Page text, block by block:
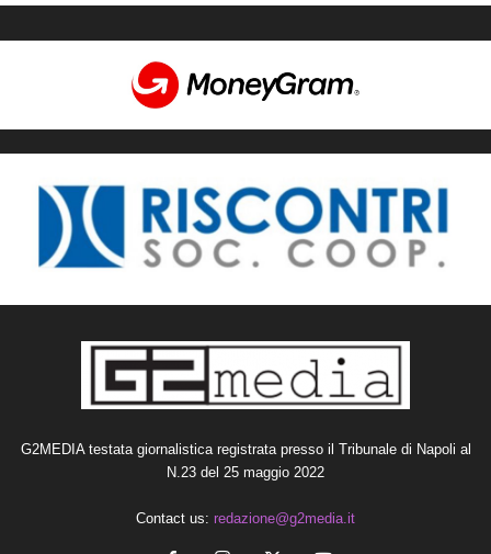
G2MEDIA testata giornalistica registrata presso il Tribunale di Napoli al
N.23 del 25 maggio 2022
Contact us: redazione@g2media.it